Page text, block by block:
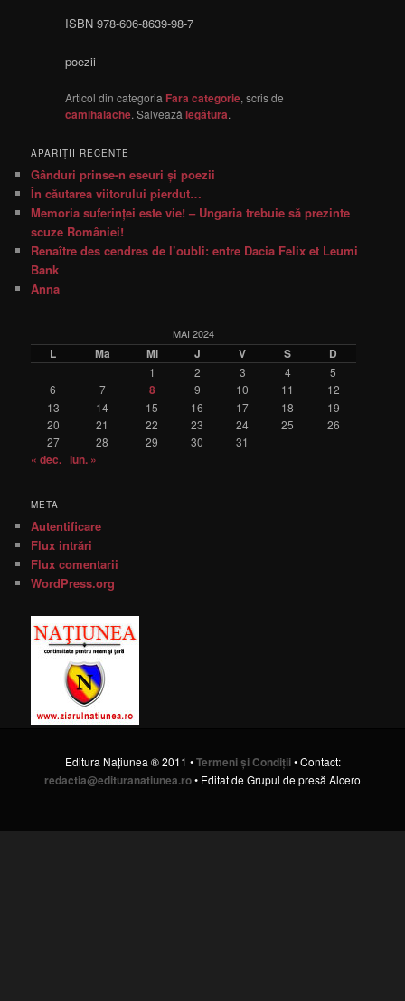
ISBN 978-606-8639-98-7
poezii
Articol din categoria Fara categorie, scris de
camihalache. Salveazălegătura.
APARIŢII RECENTE
Gânduri prinse-n eseuri şi poezii
În căutarea viitorului pierdut…
Memoria suferinţei este vie! – Ungaria trebuie să prezinte
scuze României!
Renaître des cendres de l’oubli: entre Dacia Felix et Leumi
Bank
Anna
MAI 2024
L Ma Mi J V S D
1 2 3 4
5
6
7 8 9 10 11
12
13
14 15 16 17 18
19
20
21 22 23 24 25
26
27
28 29 30 31
« dec. iun. »
META
Autentificare
Flux intrări
Flux comentarii
WordPress.org
Editura Naţiunea ® 2011 •Termeni şi Condiţii• Contact:
redactia@edituranatiunea.ro• Editat de Grupul de presă Alcero